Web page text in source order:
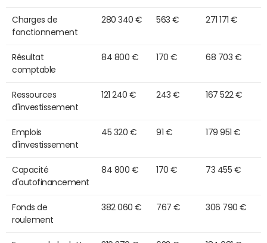
Charges de
fonctionnement
280 340 € 563 € 271 171 €
Résultat
comptable
84 800 € 170 € 68 703 €
Ressources
d'investissement
121 240 € 243 € 167 522 €
Emplois
d'investissement
45 320 € 91 € 179 951 €
Capacité
d'autofinancement
84 800 € 170 € 73 455 €
Fonds de
roulement
382 060 € 767 € 306 790 €